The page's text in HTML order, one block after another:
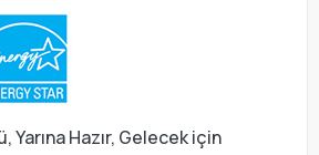
Yarına Hazır, Gelecek için